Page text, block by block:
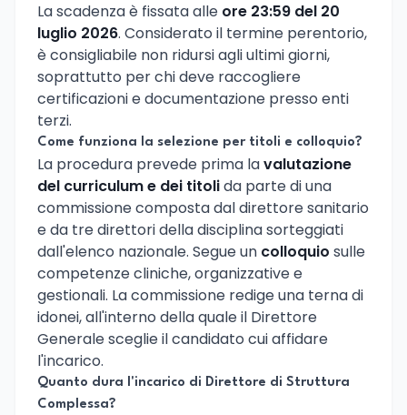
La scadenza è fissata alle ore 23:59 del 20
luglio 2026. Considerato il termine perentorio,
è consigliabile non ridursi agli ultimi giorni,
soprattutto per chi deve raccogliere
certificazioni e documentazione presso enti
terzi.
Come funziona la selezione per titoli e colloquio?
La procedura prevede prima lavalutazione
del curriculum e dei titolida parte di una
commissione composta dal direttore sanitario
e da tre direttori della disciplina sorteggiati
dall'elenco nazionale. Segue un colloquio sulle
competenze cliniche, organizzative e
gestionali. La commissione redige una terna di
idonei, all'interno della quale il Direttore
Generale sceglie il candidato cui affidare
l'incarico.
Quanto dura l'incarico di Direttore di Struttura
Complessa?